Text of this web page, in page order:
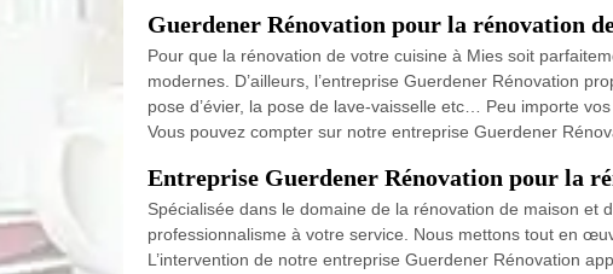
Guerdener Rénovation pour la rénovation
Pour que la rénovation de votre cuisine à Mies soit
modernes. D’ailleurs, l’entreprise Guerdener Rénovation
pose d’évier, la pose de lave-vaisselle etc… Peu importe
Vous pouvez compter sur notre entreprise Guerdener
Entreprise Guerdener Rénovation pour la
Spécialisée dans le domaine de la rénovation de maison et
professionnalisme à votre service. Nous mettons tout en
L’intervention de notre entreprise Guerdener Rénovation